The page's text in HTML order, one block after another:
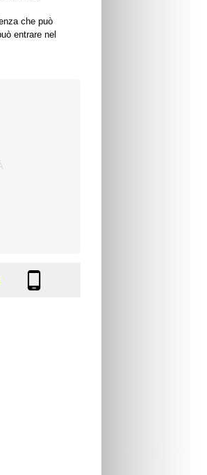
che può
entrare nel